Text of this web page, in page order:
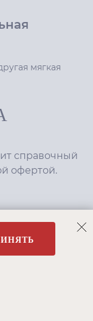
мягкая
справочный
офертой.